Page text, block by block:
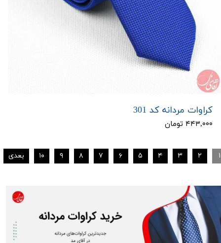
کراوات مردانه کد 301
۴۴۳,۰۰۰ تومان
۱ ۲ ۳ ۴ ۵ ۶ ۷ ۸ ۹ ۱۰ بعدی